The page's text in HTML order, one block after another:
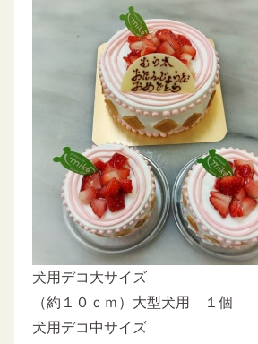
犬用デコ大サイズ
（約１０ｃｍ）大型犬用 １個
犬用デコ中サイズ